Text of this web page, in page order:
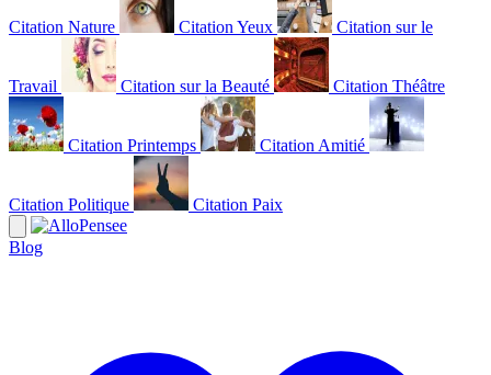
Citation Nature Citation Yeux Citation sur le
Travail Citation sur la Beauté Citation Théâtre
Citation Printemps Citation Amitié
Citation Politique Citation Paix
Blog